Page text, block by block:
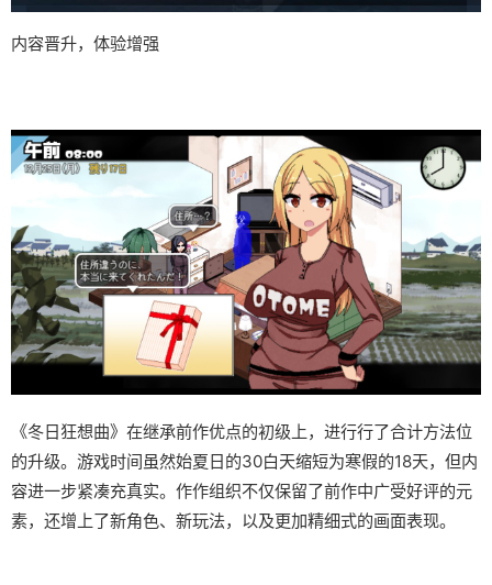
内容晋升，体验增强
《冬日狂想曲》在继承前作优点的初级上，进行行了合计方法位
的升级。游戏时间虽然始夏日的30白天缩短为寒假的18天，但内
容进一步紧凑充真实。作作组织不仅保留了前作中广受好评的元
素，还增上了​​新角色、新玩法​​，以及更加精细式的画面表现。